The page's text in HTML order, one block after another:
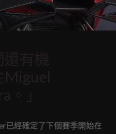
已經確定了下個賽季開始在